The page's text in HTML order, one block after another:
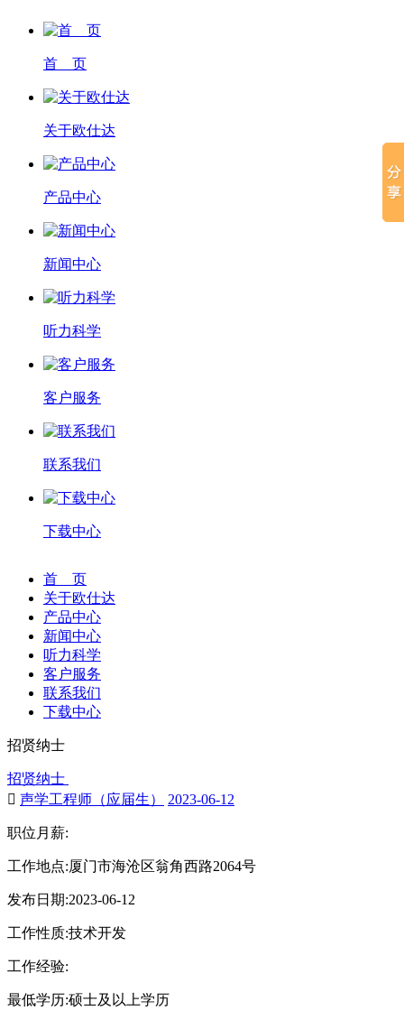
首 页
关于欧仕达
产品中心
新闻中心
听力科学
客户服务
联系我们
下载中心
首 页
关于欧仕达
产品中心
新闻中心
听力科学
客户服务
联系我们
下载中心
招贤纳士
招贤纳士
 声学工程师（应届生） 2023-06-12
职位月薪:
工作地点:厦门市海沧区翁角西路2064号
发布日期:2023-06-12
工作性质:技术开发
工作经验:
最低学历:硕士及以上学历